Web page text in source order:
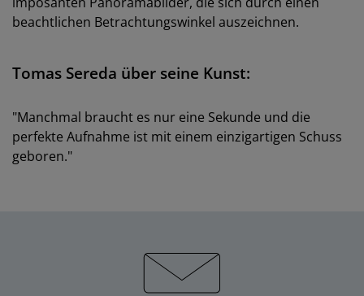
beachtlichen Betrachtungswinkel auszeichnen.
Tomas Sereda über seine Kunst:
"Manchmal braucht es nur eine Sekunde und die
perfekte Aufnahme ist mit einem einzigartigen Schuss
geboren."